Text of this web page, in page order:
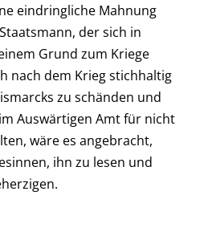
eindringliche Mahnung
der sich in
Grund zum Kriege
nach dem Krieg stichhaltig
zu schänden und
Auswärtigen Amt für nicht
wäre es angebracht,
ihn zu lesen und